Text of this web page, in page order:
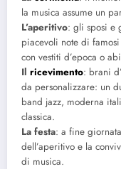
la musica assume un
L’aperitivo: gli sposi e
piacevoli note di
con vestiti d’epoca o
Il ricevimento: brani
da personalizzare: un
band jazz, moderna
classica.
La festa: a fine
dell’aperitivo e la
di musica.